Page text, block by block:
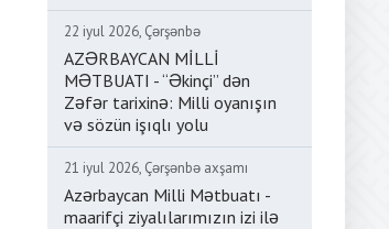
22 iyul 2026, Çərşənbə
AZƏRBAYCAN MİLLİ
MƏTBUATI - “Əkinçi” dən
Zəfər tarixinə: Milli oyanışın
və sözün işıqlı yolu
21 iyul 2026, Çərşənbə axşamı
Azərbaycan Milli Mətbuatı -
maarifçi ziyalılarımızın izi ilə